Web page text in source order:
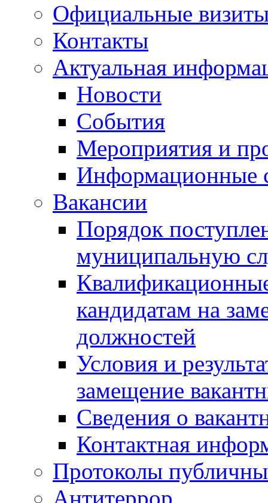
Официальные
Контакты
Актуальная
Новости
События
Мероприятия и
Информационные
Вакансии
Порядок
муниципальную
кандидатам на
должностей
Условия и
замещение
Сведения о
Контактная
Протоколы